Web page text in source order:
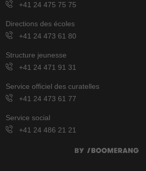
+41 24 475 75 75
Directions des écoles
+41 24 473 61 80
Structure jeunesse
+41 24 471 91 31
Service officiel des curatelles
+41 24 473 61 77
Service social
+41 24 486 21 21